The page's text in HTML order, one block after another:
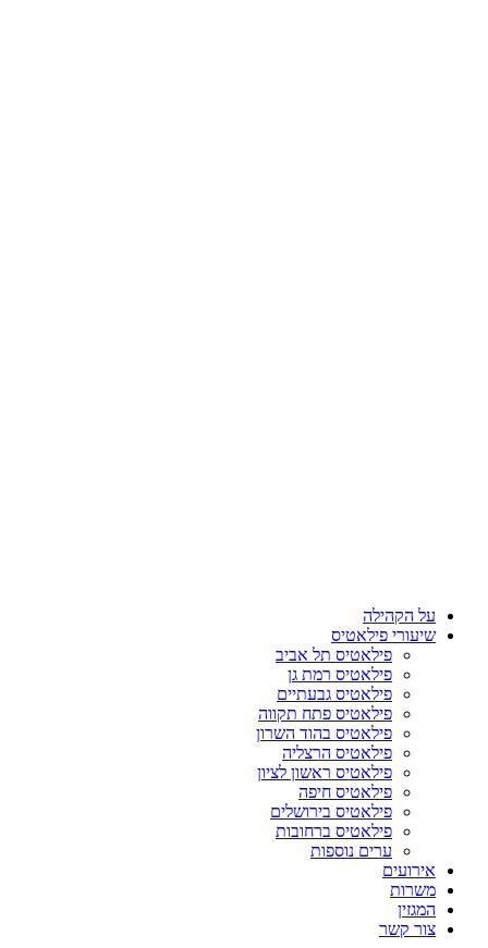
על הקהילה
שיעורי פילאטיס
פילאטיס תל אביב
פילאטיס רמת גן
פילאטיס גבעתיים
פילאטיס פתח תקווה
פילאטיס בהוד השרון
פילאטיס הרצליה
פילאטיס ראשון לציון
פילאטיס חיפה
פילאטיס בירושלים
פילאטיס ברחובות
ערים נוספות
אירועים
משרות
המגזין
צור קשר